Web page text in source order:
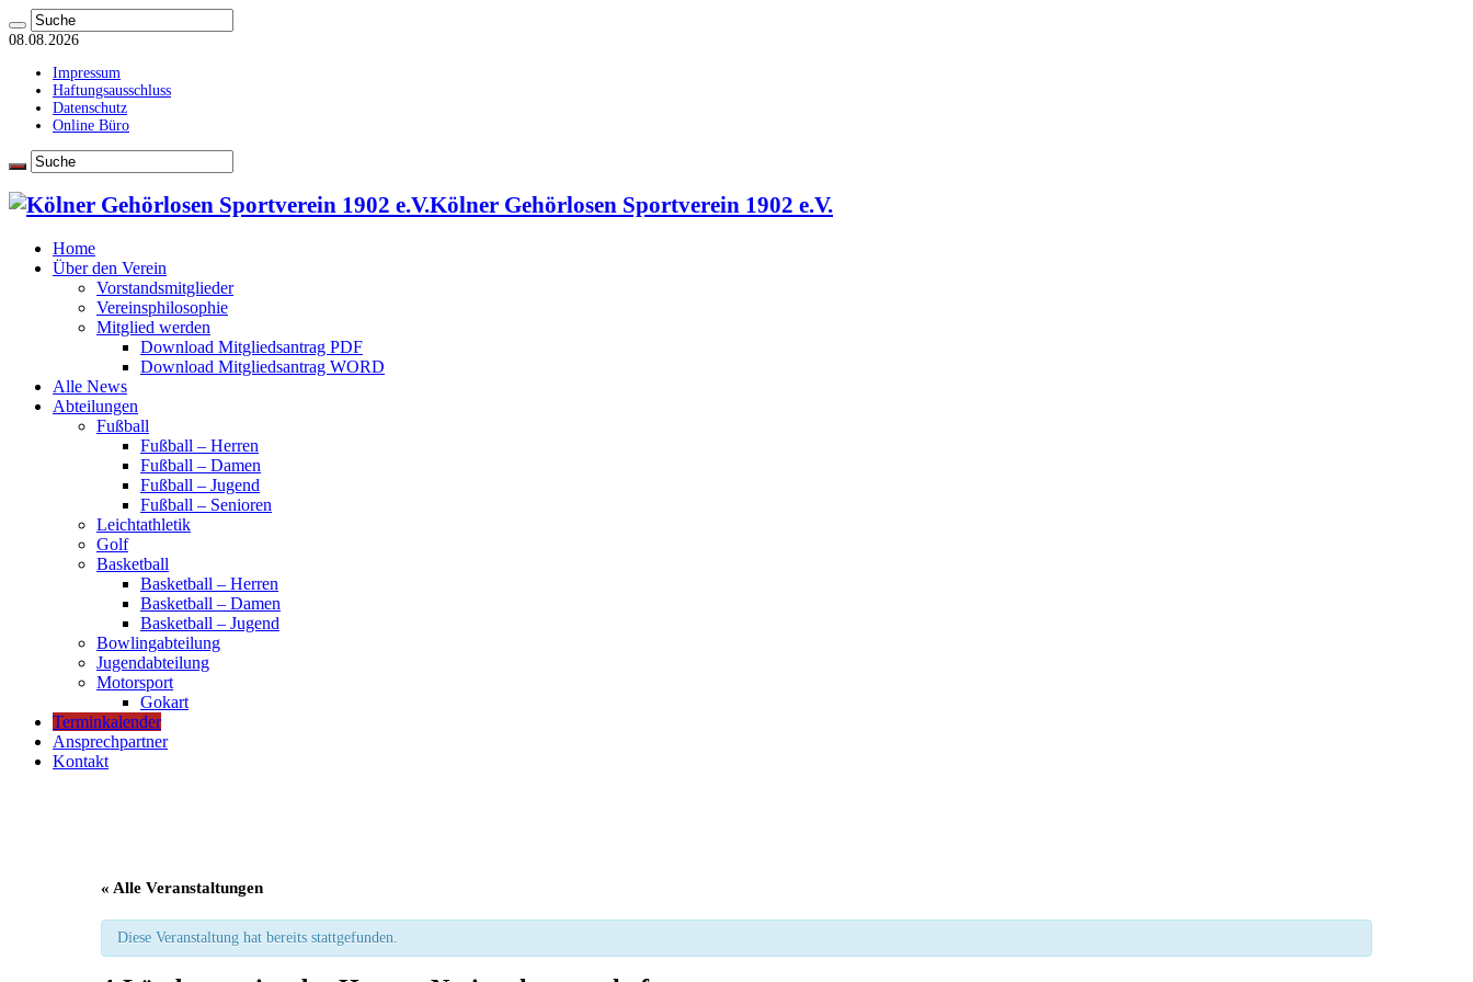
08.08.2026
Impressum
Haftungsausschluss
Datenschutz
Online Büro
Kölner Gehörlosen Sportverein 1902 e.V.
Home
Über den Verein
Vorstandsmitglieder
Vereinsphilosophie
Mitglied werden
Download Mitgliedsantrag PDF
Download Mitgliedsantrag WORD
Alle News
Abteilungen
Fußball
Fußball – Herren
Fußball – Damen
Fußball – Jugend
Fußball – Senioren
Leichtathletik
Golf
Basketball
Basketball – Herren
Basketball – Damen
Basketball – Jugend
Bowlingabteilung
Jugendabteilung
Motorsport
Gokart
Terminkalender
Ansprechpartner
Kontakt
« Alle Veranstaltungen
Diese Veranstaltung hat bereits stattgefunden.